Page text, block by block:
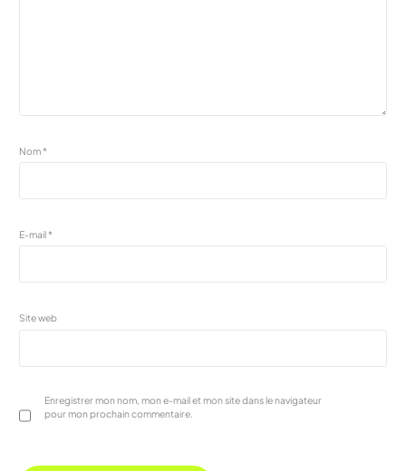
Nom*
E-mail*
Site web
Enregistrer mon nom, mon e-mail et mon site dans le navigateur
pour mon prochain commentaire.